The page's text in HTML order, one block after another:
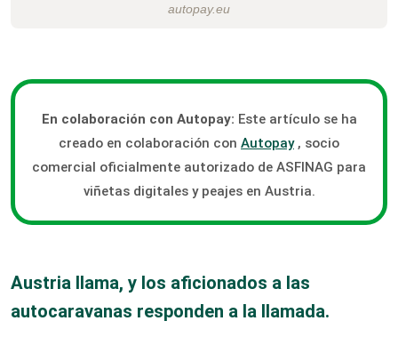
autopay.eu
En colaboración con Autopay: Este artículo se ha
creado en colaboración con Autopay, socio
comercial oficialmente autorizado de ASFINAG para
viñetas digitales y peajes en Austria.
Austria llama, y ​​los aficionados a las
autocaravanas responden a la llamada.